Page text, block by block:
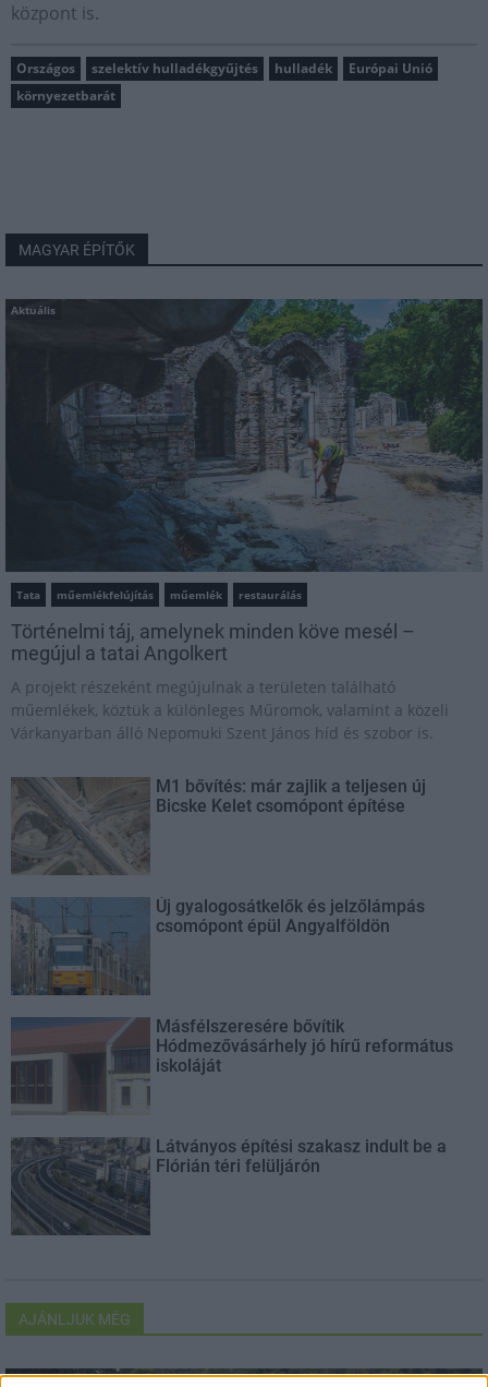
központ is.
Országos szelektív hulladékgyűjtés hulladék
Európai Unió
környezetbarát
MAGYAR ÉPÍTŐK
Aktuális
Tata műemlékfelújítás műemlék restaurálás
Történelmi táj, amelynek minden köve mesél –
megújul a tatai Angolkert
A projekt részeként megújulnak a területen található
műemlékek, köztük a különleges Műromok, valamint a közeli
Várkanyarban álló Nepomuki Szent János híd és szobor is.
M1 bővítés: már zajlik a teljesen új
Bicske Kelet csomópont építése
Új gyalogosátkelők és jelzőlámpás
csomópont épül Angyalföldön
Másfélszeresére bővítik
Hódmezővásárhely jó hírű református
iskoláját
Látványos építési szakasz indult be a
Flórián téri felüljárón
AJÁNLJUK MÉG
Országos